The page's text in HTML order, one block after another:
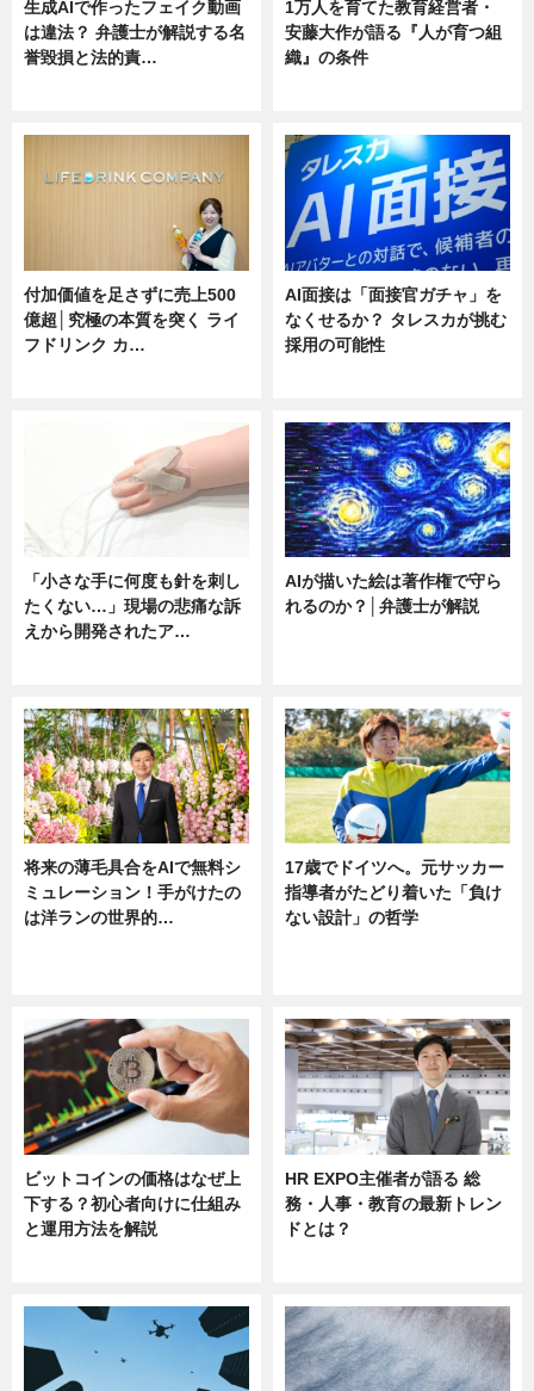
生成AIで作ったフェイク動画
は違法？ 弁護士が解説する名
誉毀損と法的責…
1万人を育てた教育経営者・
安藤大作が語る『人が育つ組
織』の条件
付加価値を足さずに売上500
億超│究極の本質を突く ライ
フドリンク カ…
AI面接は「面接官ガチャ」を
なくせるか？ タレスカが挑む
採用の可能性
「小さな手に何度も針を刺し
たくない…」現場の悲痛な訴
えから開発されたア…
AIが描いた絵は著作権で守ら
れるのか？│弁護士が解説
将来の薄毛具合をAIで無料シ
ミュレーション！手がけたの
は洋ランの世界的…
17歳でドイツへ。元サッカー
指導者がたどり着いた「負け
ない設計」の哲学
ビットコインの価格はなぜ上
下する？初心者向けに仕組み
と運用方法を解説
HR EXPO主催者が語る 総
務・人事・教育の最新トレン
ドとは？